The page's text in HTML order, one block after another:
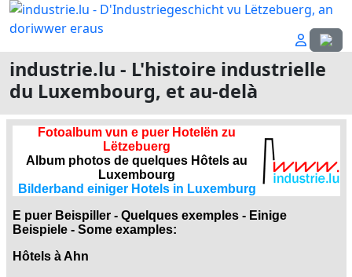
industrie.lu - L'histoire industrielle
du Luxembourg, et au-delà